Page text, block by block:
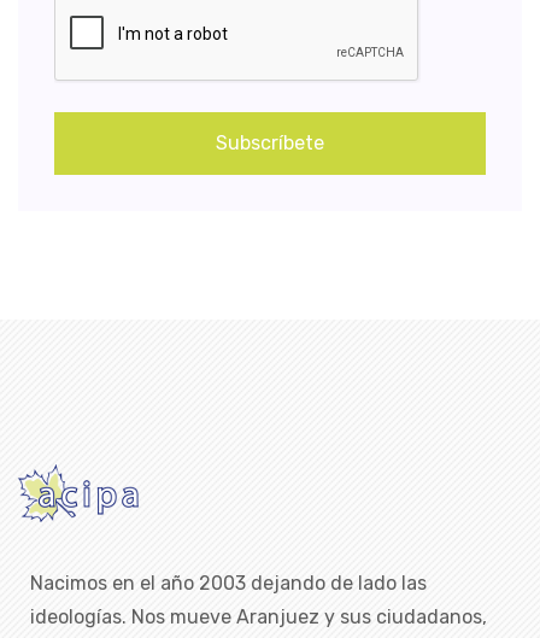
Subscríbete
Nacimos en el año 2003 dejando de lado las
ideologías. Nos mueve Aranjuez y sus ciudadanos,